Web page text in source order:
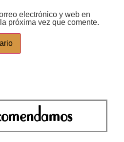
electrónico y web en
próxima vez que comente.